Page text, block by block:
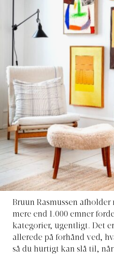
Bruun Rasmussen
mere end 1.000 emner
kategorier, ugentligt. Det
allerede på forhånd ved,
så du hurtigt kan slå til,